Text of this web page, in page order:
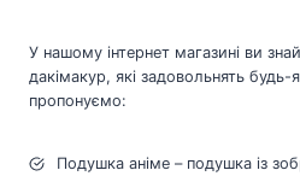
У нашому інтернет магазині ви
дакімакур, які задовольнять
пропонуємо:
Подушка аніме – подушка із